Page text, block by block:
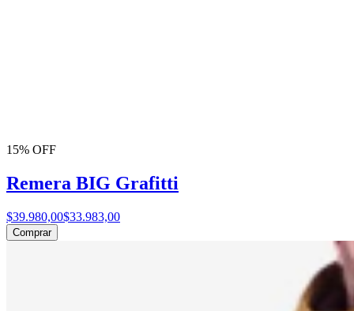
15% OFF
Remera BIG Grafitti
$39.980,00$33.983,00
Comprar